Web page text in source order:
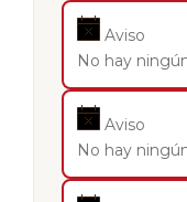
Aviso
No hay
Aviso
No hay